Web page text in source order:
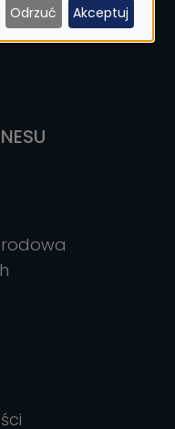
Odrzuć Akceptuj